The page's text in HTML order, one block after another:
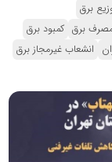
برق
برق کمبود برق
انشعاب غیرمجاز برق